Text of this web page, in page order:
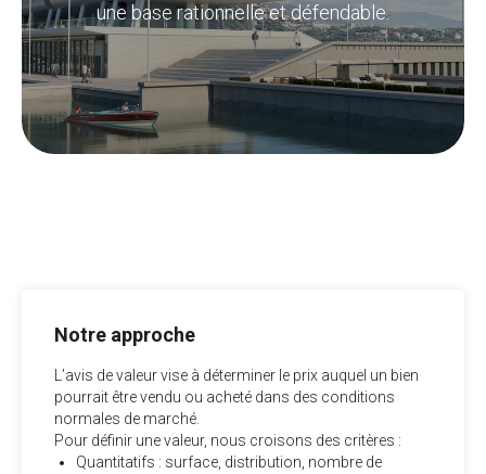
une base rationnelle et défendable.
Notre approche
L’avis de valeur vise à déterminer le prix auquel un bien
pourrait être vendu ou acheté dans des conditions
normales de marché.
Pour définir une valeur, nous croisons des critères :
Quantitatifs : surface, distribution, nombre de